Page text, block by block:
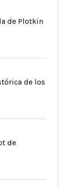
de Plotkin
de los
de